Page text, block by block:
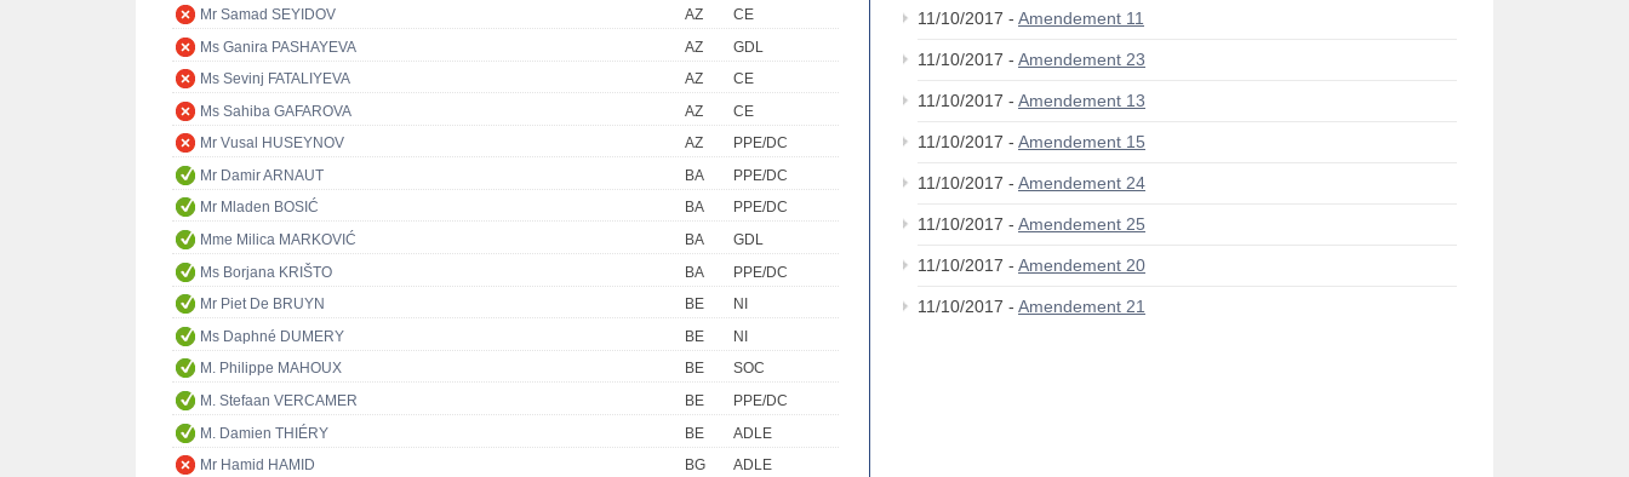
Mr Samad SEYIDOV
AZ
CE
Ms Ganira PASHAYEVA
AZ
GDL
Ms Sevinj FATALIYEVA
AZ
CE
Ms Sahiba GAFAROVA
AZ
CE
Mr Vusal HUSEYNOV
AZ
PPE/DC
Mr Damir ARNAUT
BA
PPE/DC
Mr Mladen BOSIĆ
BA
PPE/DC
Mme Milica MARKOVIĆ
BA
GDL
Ms Borjana KRIŠTO
BA
PPE/DC
Mr Piet De BRUYN
BE
NI
Ms Daphné DUMERY
BE
NI
M. Philippe MAHOUX
BE
SOC
M. Stefaan VERCAMER
BE
PPE/DC
M. Damien THIÉRY
BE
ADLE
Mr Hamid HAMID
BG
ADLE
11/10/2017 - Amendement 11
11/10/2017 - Amendement 23
11/10/2017 - Amendement 13
11/10/2017 - Amendement 15
11/10/2017 - Amendement 24
11/10/2017 - Amendement 25
11/10/2017 - Amendement 20
11/10/2017 - Amendement 21